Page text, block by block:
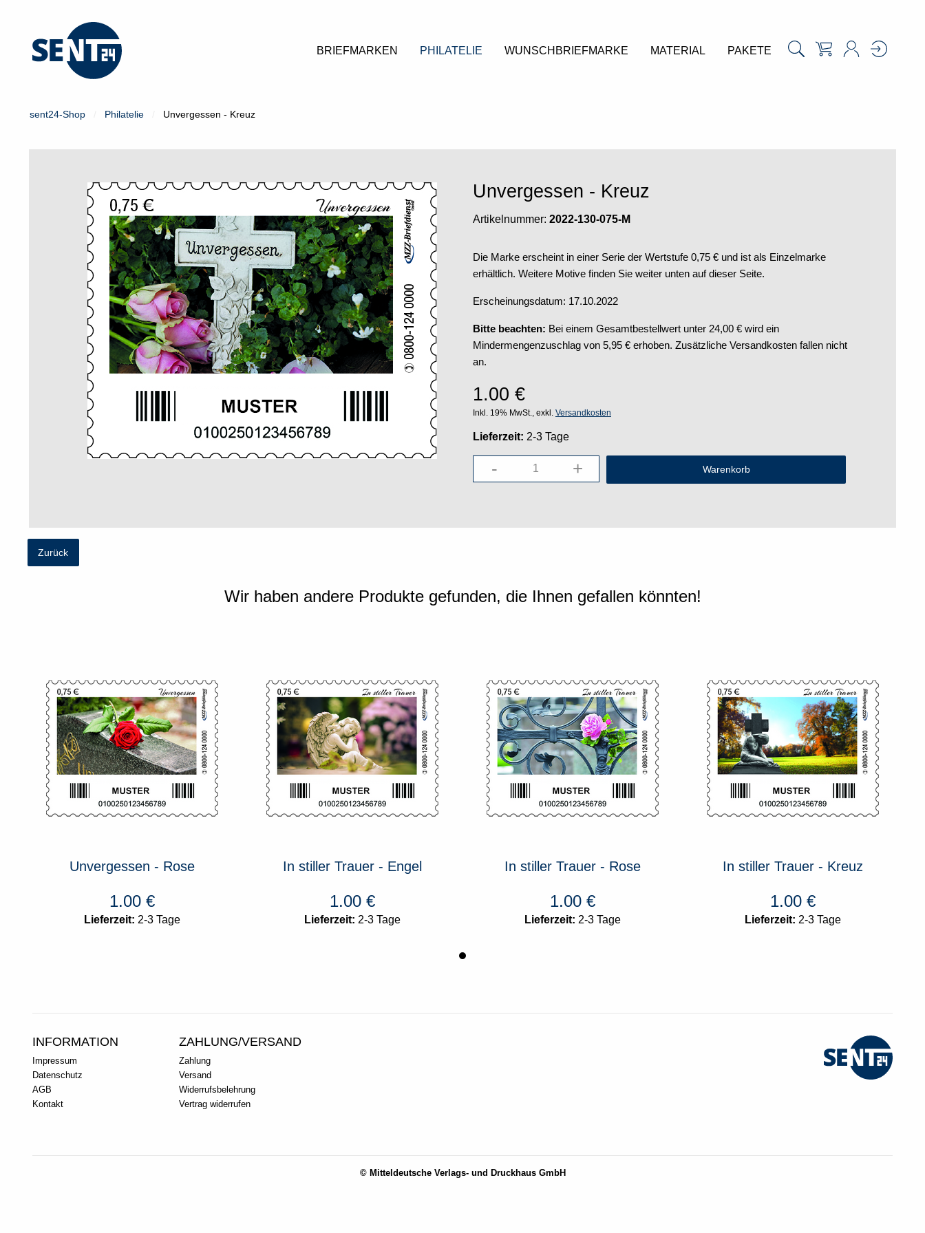
BRIEFMARKEN PHILATELIE WUNSCHBRIEFMARKE MATERIAL PAKETE
sent24-Shop Philatelie Unvergessen - Kreuz
Unvergessen - Kreuz
Artikelnummer: 2022-130-075-M
Die Marke erscheint in einer Serie der Wertstufe 0,75 € und ist als Einzelmarke
erhältlich. Weitere Motive finden Sie weiter unten auf dieser Seite.
Erscheinungsdatum: 17.10.2022
Bitte beachten: Bei einem Gesamtbestellwert unter 24,00 € wird ein
Mindermengenzuschlag von 5,95 € erhoben. Zusätzliche Versandkosten fallen nicht
an.
1.00 €
Inkl. 19% MwSt., exkl. Versandkosten
Lieferzeit: 2-3 Tage
- +
Zurück
Wir haben andere Produkte gefunden, die Ihnen gefallen könnten!
Unvergessen - Rose
1.00 €
Lieferzeit: 2-3 Tage
In stiller Trauer - Engel
1.00 €
Lieferzeit: 2-3 Tage
In stiller Trauer - Rose
1.00 €
Lieferzeit: 2-3 Tage
In stiller Trauer - Kreuz
1.00 €
Lieferzeit: 2-3 Tage
INFORMATION
Impressum
Datenschutz
AGB
Kontakt
ZAHLUNG/VERSAND
Zahlung
Versand
Widerrufsbelehrung
Vertrag widerrufen
© Mitteldeutsche Verlags- und Druckhaus GmbH